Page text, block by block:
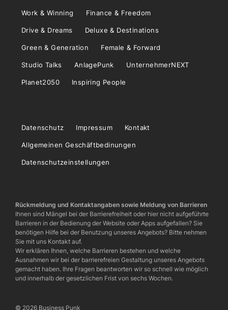
Work & Winning Finance & Freedom
Drive & Dreams Deluxe & Destinations
Green & Generation Female & Forward
Studio Talks AnlagePunk UnternehmerNEXT
Planet2050 Inspiring People
Datenschutz Impressum Kontakt
Allgemeinen Geschäftbedinungen
Datenschutzeinstellungen
Rückmeldung und Kontaktangaben sowie Meldung von Barrieren
Ihnen sind Mängel bei der Barrierefreiheit oder hier nicht aufgeführte
Barrieren in der Bedienung der Website oder Apps aufgefallen? Sie
benötigen Hilfe bei der Benutzung unseres Angebots? Bitte nehmen
Sie mit uns Kontakt auf.
Wir erklären Ihnen, welche Barrieren bestehen und welche
Ausnahmen wir bei der barrierefreien Gestaltung unseres Angebots
gemacht haben. Ihre Fragen beantworten wir so schnell wie möglich
und innerhalb der gesetzlichen Frist von sechs Wochen.
© 2026 Business Punk